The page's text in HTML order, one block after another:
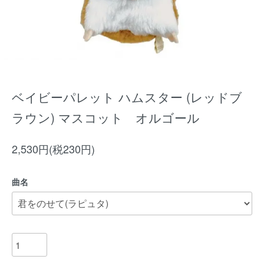
ベイビーパレット ハムスター (レッドブ
ラウン) マスコット オルゴール
2,530円(税230円)
曲名